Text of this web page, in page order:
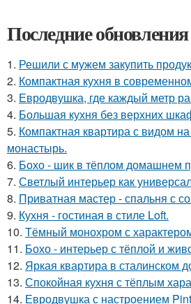
Последние
1. Решили с мужем закупить
2. Компактная кухня в
3. Евродвушка, где каждый метр
4. Большая кухня без верхних
5. Компактная квартира с видом
монастырь.
6. Бохо - шик в тёплом домашнем
7. Светлый интерьер как
8. Приватная мастер - спальня с
9. Кухня - гостиная в стиле Loft.
10. Тёмный монохром с
11. Бохо - интерьер с тёплой и
12. Яркая квартира в сталинском
13. Спокойная кухня с тёплым
14. Евродвушка с настроением